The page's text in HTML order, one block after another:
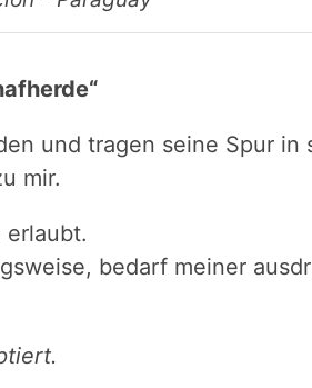
und tragen seine Spur in
mir.
erlaubt.
bedarf meiner